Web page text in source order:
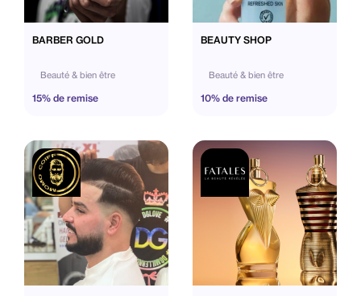
BARBER GOLD
Beauté & bien être
15% de remise
BEAUTY SHOP
Beauté & bien être
10% de remise